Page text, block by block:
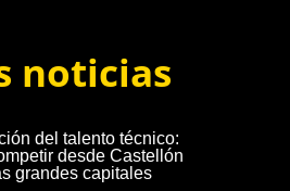
noticias
del talento técnico:
desde Castellón
grandes capitales